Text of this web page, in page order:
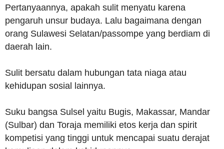
Pertanyaannya, apakah sulit menyatu karena
pengaruh unsur budaya. Lalu bagaimana dengan
orang Sulawesi Selatan/passompe yang berdiam di
daerah lain.
Sulit bersatu dalam hubungan tata niaga atau
kehidupan sosial lainnya.
Suku bangsa Sulsel yaitu Bugis, Makassar, Mandar
(Sulbar) dan Toraja memiliki etos kerja dan spirit
kompetisi yang tinggi untuk mencapai suatu derajat